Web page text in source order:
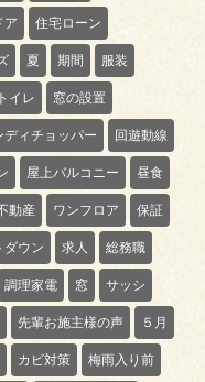
ア 住宅ローン
夏 期間 服装
トイレ 窓の設置
ディチョッパー 回遊動線
屋上バルコニー 昼食
動産 ワンフロア 保証
ダウン 求人 総務職
調理家電 窓 サッシ
先輩お施主様の声 ５月
カビ対策 梅雨入り前